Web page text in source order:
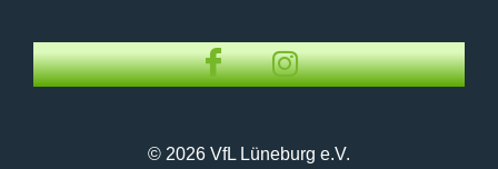
© 2026 VfL Lüneburg e.V.